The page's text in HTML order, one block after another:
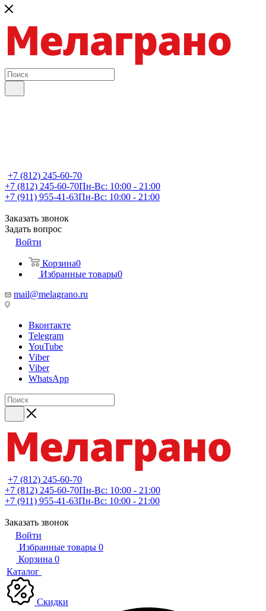
+7 (812) 245-60-70
+7 (812) 245-60-70Пн-Вс: 10:00 - 21:00
+7 (911) 955-41-63Пн-Вс: 10:00 - 21:00
Заказать звонок
Задать вопрос
Войти
Корзина0
Избранные товары0
mail@melagrano.ru
Вконтакте
Telegram
YouTube
Viber
Viber
WhatsApp
+7 (812) 245-60-70
+7 (812) 245-60-70Пн-Вс: 10:00 - 21:00
+7 (911) 955-41-63Пн-Вс: 10:00 - 21:00
Заказать звонок
Войти
Избранные товары 0
Корзина 0
Каталог
Скидки